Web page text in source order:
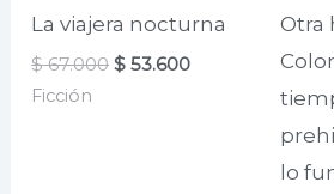
La viajera nocturna
$67.000 El
$ 53.600El
Ficción
Otra
lo